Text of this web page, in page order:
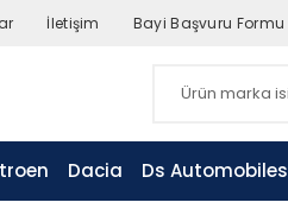
İletişim Bayi Başvuru Formu
Dacia Ds Automobiles